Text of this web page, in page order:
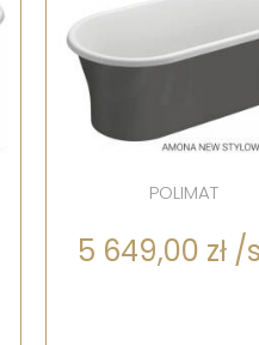
POLIMAT
5 649,00 zł /